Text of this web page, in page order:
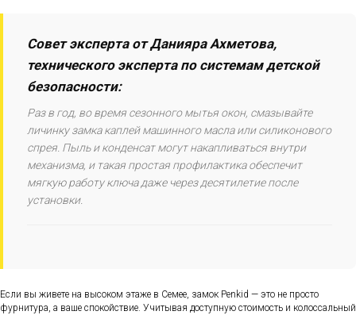
Совет эксперта от Данияра Ахметова,
технического эксперта по системам детской
безопасности:
Раз в год, во время сезонного мытья окон, смазывайте
личинку замка каплей машинного масла или силиконового
спрея. Пыль и конденсат могут накапливаться внутри
механизма, и такая простая профилактика обеспечит
мягкую работу ключа даже через десятилетие после
установки.
Если вы живете на высоком этаже в Семее, замок Penkid — это не просто
фурнитура, а ваше спокойствие. Учитывая доступную стоимость и колоссальный